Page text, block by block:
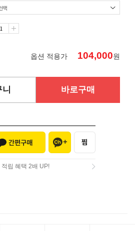
옵션 적용가 104,000원
바로구매
립 혜택 2배 UP!